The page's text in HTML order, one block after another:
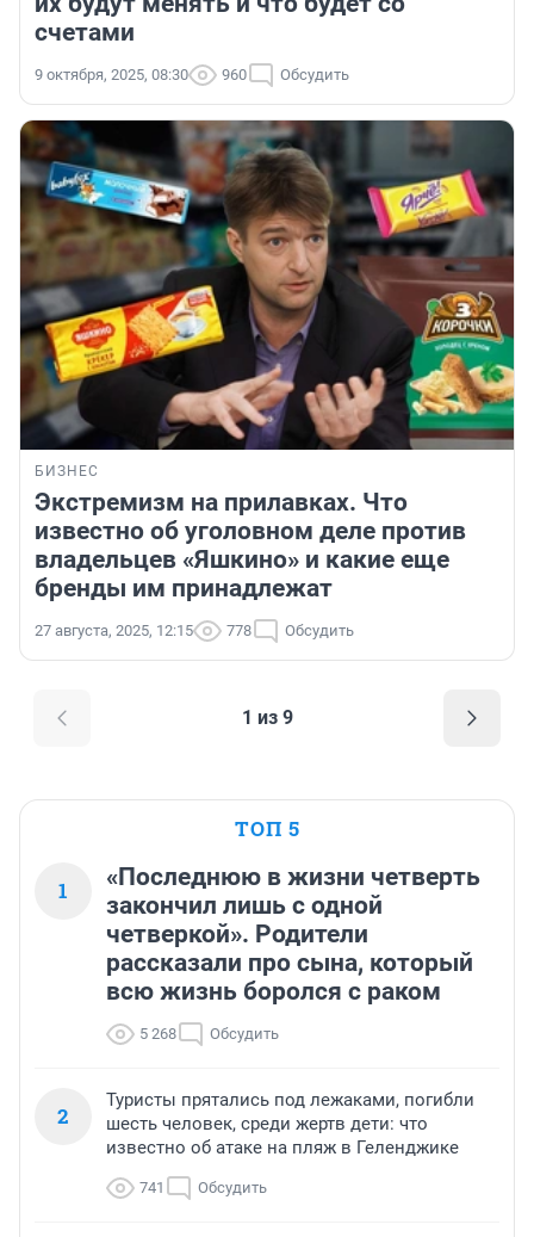
счетами
9 октября, 2025, 08:30 960 Обсудить
БИЗНЕС
Экстремизм на прилавках. Что
известно об уголовном деле против
владельцев «Яшкино» и какие еще
бренды им принадлежат
27 августа, 2025, 12:15 778 Обсудить
1 из 9
ТОП 5
1
«Последнюю в жизни четверть
закончил лишь с одной
четверкой». Родители
рассказали про сына, который
всю жизнь боролся с раком
5 268 Обсудить
2
Туристы прятались под лежаками, погибли
шесть человек, среди жертв дети: что
известно об атаке на пляж в Геленджике
741 Обсудить